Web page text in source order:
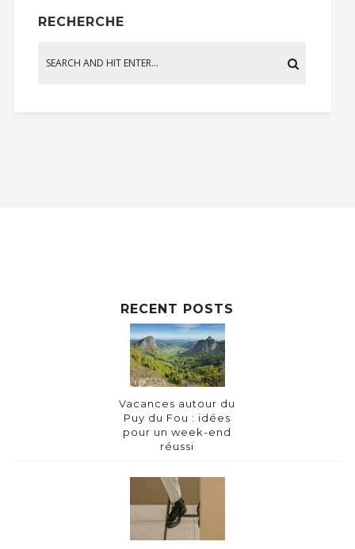
RECHERCHE
RECENT POSTS
Vacances autour du
Puy du Fou : idées
pour un week-end
réussi